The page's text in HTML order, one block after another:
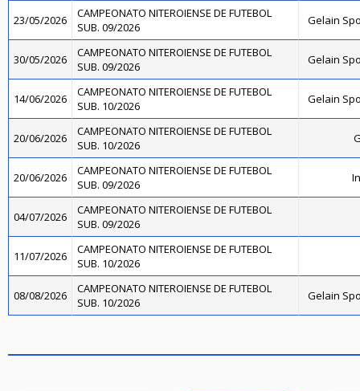
23/05/2026
CAMPEONATO NITEROIENSE DE FUTEBOL
SUB. 09/2026
Gelain
30/05/2026
CAMPEONATO NITEROIENSE DE FUTEBOL
SUB. 09/2026
Gelain
14/06/2026
CAMPEONATO NITEROIENSE DE FUTEBOL
SUB. 10/2026
Gelain
20/06/2026
CAMPEONATO NITEROIENSE DE FUTEBOL
SUB. 10/2026
20/06/2026
CAMPEONATO NITEROIENSE DE FUTEBOL
SUB. 09/2026
04/07/2026
CAMPEONATO NITEROIENSE DE FUTEBOL
SUB. 09/2026
11/07/2026
CAMPEONATO NITEROIENSE DE FUTEBOL
SUB. 10/2026
08/08/2026
CAMPEONATO NITEROIENSE DE FUTEBOL
SUB. 10/2026
Gelain